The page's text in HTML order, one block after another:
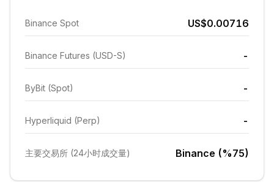
Binance Spot US$0.00716
Binance Futures (USD-S) -
ByBit (Spot) -
Hyperliquid (Perp) -
主要交易所 (24小时成交量) Binance (%75)